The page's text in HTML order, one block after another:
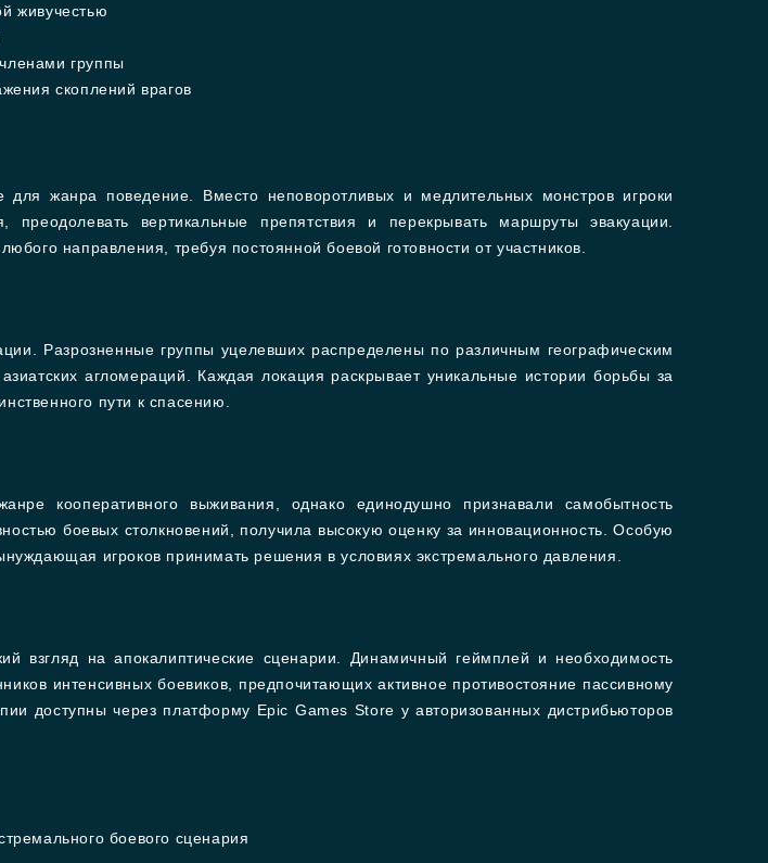
живучестью
группы
скоплений врагов
жанра поведение. Вместо неповоротливых и медлительных монстров игроки
вертикальные препятствия и перекрывать маршруты эвакуации.
направления, требуя постоянной боевой готовности от участников.
Разрозненные группы уцелевших распределены по различным географическим
агломераций. Каждая локация раскрывает уникальные истории борьбы за
пути к спасению.
кооперативного выживания, однако единодушно признавали самобытность
боевых столкновений, получила высокую оценку за инновационность. Особую
игроков принимать решения в условиях экстремального давления.
взгляд на апокалиптические сценарии. Динамичный геймплей и необходимость
интенсивных боевиков, предпочитающих активное противостояние пассивному
доступны через платформу Epic Games Store у авторизованных дистрибьюторов
боевого сценария